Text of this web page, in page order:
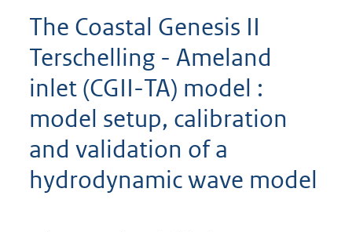
The Coastal Genesis II
Terschelling - Ameland
inlet (CGII-TA) model :
model setup, calibration
and validation of a
hydrodynamic wave model